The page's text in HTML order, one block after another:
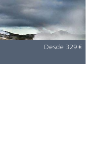
Desde 329 €